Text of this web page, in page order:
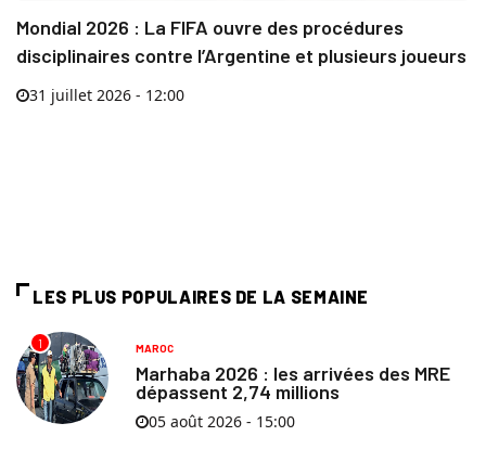
Mondial 2026 : La FIFA ouvre des procédures
disciplinaires contre l’Argentine et plusieurs joueurs
31 juillet 2026 - 12:00
LES PLUS POPULAIRES DE LA SEMAINE
1 MAROC
Marhaba 2026 : les arrivées des MRE
dépassent 2,74 millions
05 août 2026 - 15:00